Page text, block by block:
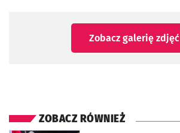
Zobacz galerię zdjęć
ZOBACZ RÓWNIEŻ